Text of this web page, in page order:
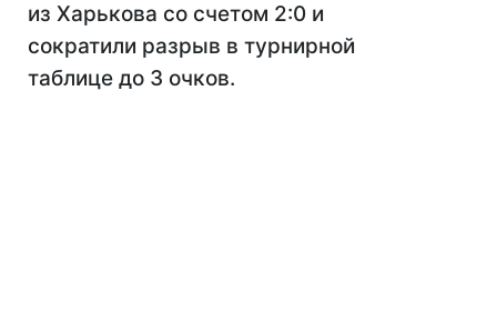
из Харькова со счетом 2:0 и
сократили разрыв в турнирной
таблице до 3 очков.